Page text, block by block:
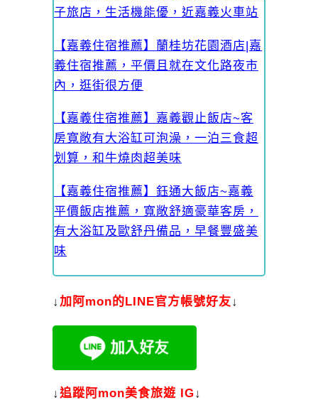
子旅店，生活機能優，近嘉義火車站
【嘉義住宿推薦】蘭桂坊花園酒店|嘉
義住宿推薦，平價且就在文化路夜市
內，逛街很方便
【嘉義住宿推薦】嘉義觀止飯店~客
房寬敞有大浴缸可泡澡，一泊三食超
划算，和牛燒肉超美味
【嘉義住宿推薦】鈺通大飯店~嘉義
平價飯店推薦，寬敞舒適豪華客房，
有大浴缸及歐舒丹備品，早餐豐盛美
味
↓加 阿mon的LINE官方帳號好友↓
↓追蹤阿mon美食旅遊 IG↓